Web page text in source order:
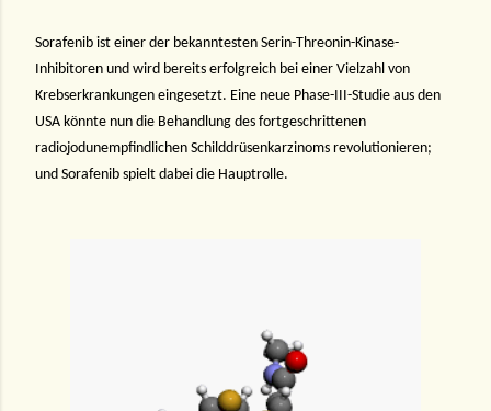
Sorafenib ist einer der bekanntesten Serin-Threonin-Kinase-
Inhibitoren und wird bereits erfolgreich bei einer Vielzahl von
Krebserkrankungen eingesetzt. Eine neue Phase-III-Studie aus den
USA könnte nun die Behandlung des fortgeschrittenen
radiojodunempfindlichen Schilddrüsenkarzinoms revolutionieren;
und Sorafenib spielt dabei die Hauptrolle.